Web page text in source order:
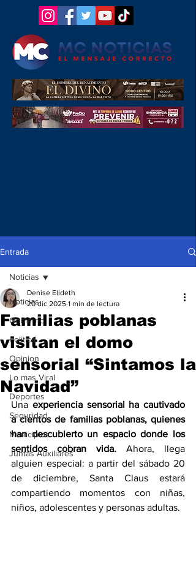
Entrada
Noticias
Gobierno
Politica
Opinion
Lo mas Viral
Deportes
Seguridad
Municipios
Juntas Auxiliares
Noticias
Familias poblanas
visitan el domo
sensorial “Sintamos la
Navidad”
Denise Elideth
20 dic 2025 1 min de lectura
Una experiencia sensorial ha cautivado
a cientos de familias poblanas, quienes
han descubierto un espacio donde los
sentidos cobran vida. Ahora, llega
alguien especial: a partir del sábado 20
de diciembre, Santa Claus estará
compartiendo momentos con niñas,
niños, adolescentes y personas adultas.